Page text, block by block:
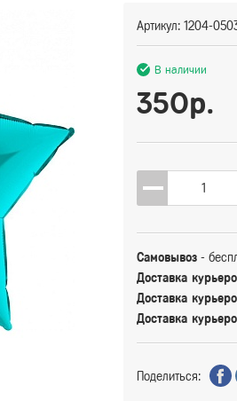
Артикул: 1204-
В наличии
350р.
Самовывоз -
Доставка
Доставка
Доставка
Поделиться: